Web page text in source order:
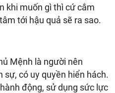
khi muốn gì thì cứ cắm
tới hậu quả sẽ ra sao.
Mệnh là người nên
sự, có uy quyền hiển hách.
động, sử dụng sức lực